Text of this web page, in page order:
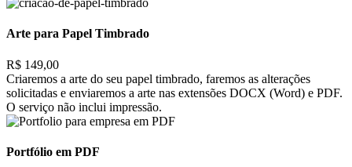
Arte para Papel Timbrado
R$ 149,00
Criaremos a arte do seu papel timbrado, faremos as alterações
solicitadas e enviaremos a arte nas extensões DOCX (Word) e PDF.
O serviço não inclui impressão.
Portfólio em PDF